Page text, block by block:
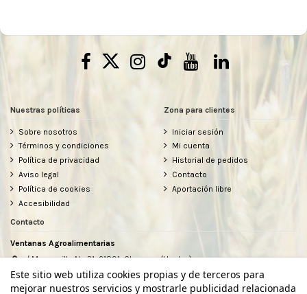
Nuestras políticas
Sobre nosotros
Términos y condiciones
Política de privacidad
Aviso legal
Política de cookies
Accesibilidad
Zona para clientes
Iniciar sesión
Mi cuenta
Historial de pedidos
Contacto
Aportación libre
Contacto
Ventanas Agroalimentarias
c/ Manzanilla Nº 31, 21891, Chucena (Huelva)
634912080
hola@ventanasagroalimentarias.com
Este sitio web utiliza cookies propias y de terceros para
mejorar nuestros servicios y mostrarle publicidad relacionada